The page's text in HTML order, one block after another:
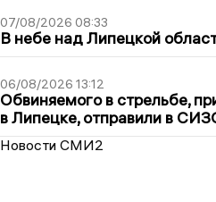
07/08/2026 08:33
В небе над Липецкой
06/08/2026 13:12
Обвиняемого в стрельбе,
в Липецке, отправили в
Новости СМИ2